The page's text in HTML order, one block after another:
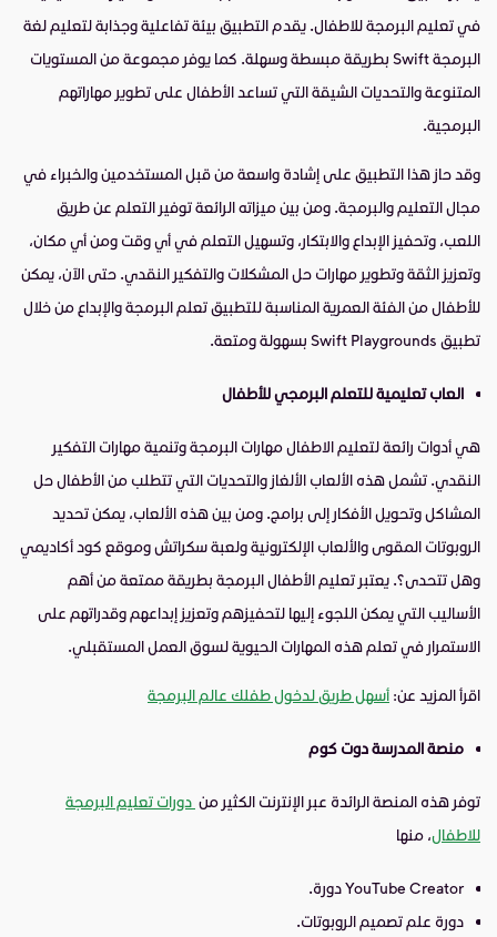
في تعليم البرمجة للاطفال. يقدم التطبيق بيئة تفاعلية وجذابة لتعليم لغة
البرمجة Swift بطريقة مبسطة وسهلة. كما يوفر مجموعة من المستويات
المتنوعة والتحديات الشيقة التي تساعد الأطفال على تطوير مهاراتهم
البرمجية.
وقد حاز هذا التطبيق على إشادة واسعة من قبل المستخدمين والخبراء في
مجال التعليم والبرمجة. ومن بين ميزاته الرائعة توفير التعلم عن طريق
اللعب، وتحفيز الإبداع والابتكار، وتسهيل التعلم في أي وقت ومن أي مكان،
وتعزيز الثقة وتطوير مهارات حل المشكلات والتفكير النقدي. حتى الآن، يمكن
للأطفال من الفئة العمرية المناسبة للتطبيق تعلم البرمجة والإبداع من خلال
تطبيق Swift Playgrounds بسهولة ومتعة.
العاب تعليمية للتعلم البرمجي للأطفال
هي أدوات رائعة لتعليم الاطفال مهارات البرمجة وتنمية مهارات التفكير
النقدي. تشمل هذه الألعاب الألغاز والتحديات التي تتطلب من الأطفال حل
المشاكل وتحويل الأفكار إلى برامج. ومن بين هذه الألعاب، يمكن تحديد
الروبوتات المقوى والألعاب الإلكترونية ولعبة سكراتش وموقع كود أكاديمي
وهل تتحدى؟. يعتبر تعليم الأطفال البرمجة بطريقة ممتعة من أهم
الأساليب التي يمكن اللجوء إليها لتحفيزهم وتعزيز إبداعهم وقدراتهم على
الاستمرار في تعلم هذه المهارات الحيوية لسوق العمل المستقبلي.
اقرأ المزيد عن: أسهل طريق لدخول طفلك عالم البرمجة
منصة المدرسة دوت كوم
توفر هذه المنصة الرائدة عبر الإنترنت الكثير من دورات تعليم البرمجة
للاطفال، منها
YouTube Creator دورة.
دورة علم تصميم الروبوتات.